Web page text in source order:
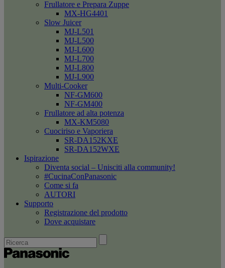
Frullatore e Prepara Zuppe
MX-HG4401
Slow Juicer
MJ-L501
MJ-L500
MJ-L600
MJ-L700
MJ-L800
MJ-L900
Multi-Cooker
NF-GM600
NF-GM400
Frullatore ad alta potenza
MX-KM5080
Cuociriso e Vaporiera
SR-DA152KXE
SR-DA152WXE
Ispirazione
Diventa social – Unisciti alla community!
#CucinaConPanasonic
Come si fa
AUTORI
Supporto
Registrazione del prodotto
Dove acquistare